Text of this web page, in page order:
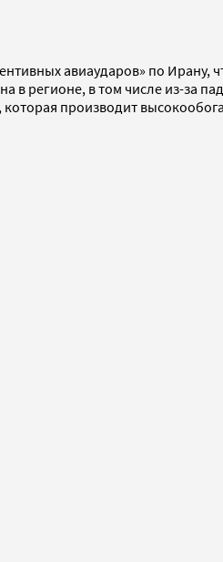
авиаударов» по
регионе, в том числе из-за
производит